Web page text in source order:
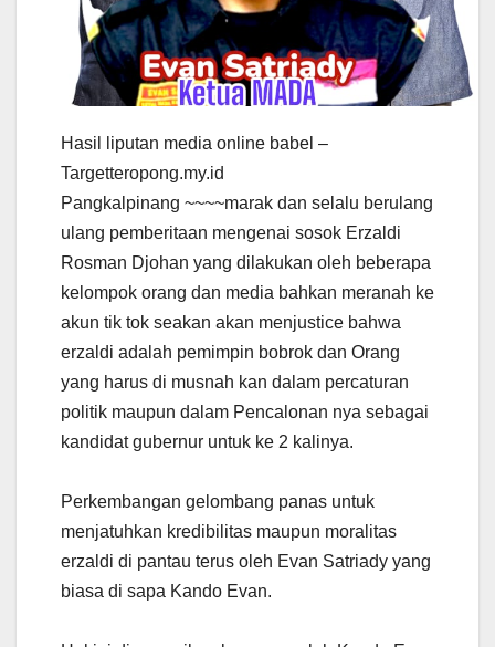
Hasil liputan media online babel –
Targetteropong.my.id
Pangkalpinang ~~~~marak dan selalu berulang
ulang pemberitaan mengenai sosok Erzaldi
Rosman Djohan yang dilakukan oleh beberapa
kelompok orang dan media bahkan meranah ke
akun tik tok seakan akan menjustice bahwa
erzaldi adalah pemimpin bobrok dan Orang
yang harus di musnah kan dalam percaturan
politik maupun dalam Pencalonan nya sebagai
kandidat gubernur untuk ke 2 kalinya.
Perkembangan gelombang panas untuk
menjatuhkan kredibilitas maupun moralitas
erzaldi di pantau terus oleh Evan Satriady yang
biasa di sapa Kando Evan.